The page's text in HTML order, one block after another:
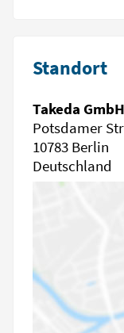
Standort
Takeda GmbH
Potsdamer
10783 Berlin
Deutschland